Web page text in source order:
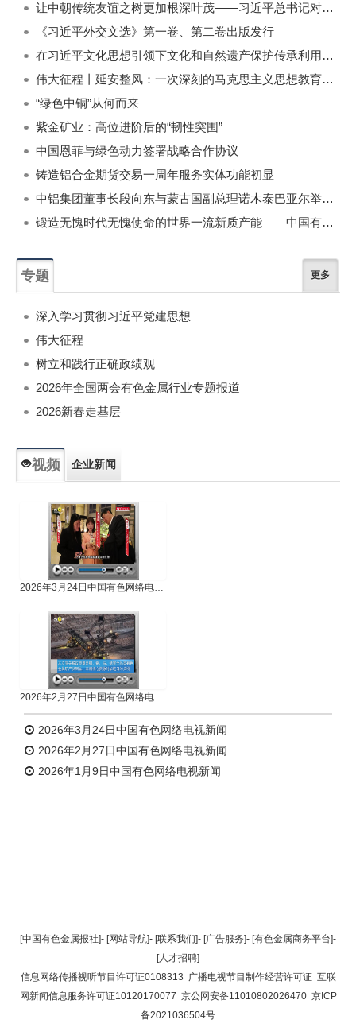
让中朝传统友谊之树更加根深叶茂——习近平总书记对朝鲜进行国事访问纪实
《习近平外交文选》第一卷、第二卷出版发行
在习近平文化思想引领下文化和自然遗产保护传承利用工作开创新局面
伟大征程丨延安整风：一次深刻的马克思主义思想教育运动
“绿色中铜”从何而来
紫金矿业：高位进阶后的“韧性突围”
中国恩菲与绿色动力签署战略合作协议
铸造铝合金期货交易一周年服务实体功能初显
中铝集团董事长段向东与蒙古国副总理诺木泰巴亚尔举行会谈
锻造无愧时代无愧使命的世界一流新质产能——中国有色金属工业的战略应对与破局之道（二）
专题 更多
深入学习贯彻习近平党建思想
伟大征程
树立和践行正确政绩观
2026年全国两会有色金属行业专题报道
2026新春走基层
视频 企业新闻
2026年3月24日中国有色网络电视新闻
2026年2月27日中国有色网络电视新闻
2026年3月24日中国有色网络电视新闻
2026年2月27日中国有色网络电视新闻
2026年1月9日中国有色网络电视新闻
返回顶部
返回首页
[中国有色金属报社]- [网站导航]- [联系我们]- [广告服务]- [有色金属商务平台]-
[人才招聘]
信息网络传播视听节目许可证0108313 广播电视节目制作经营许可证 互联
网新闻信息服务许可证10120170077 京公网安备11010802026470 京ICP
备2021036504号